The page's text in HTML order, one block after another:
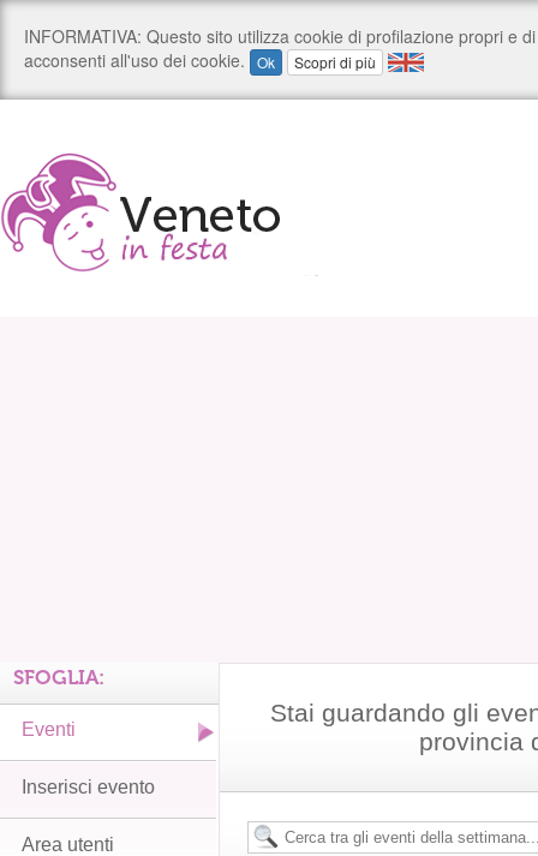
Stai guardando gli
provincia
SFOGLIA:
Eventi
Inserisci evento
Area utenti